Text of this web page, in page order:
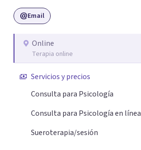
Email
Online
Terapia online
Servicios y precios
Consulta para Psicología
Consulta para Psicología en línea
Sueroterapia/sesión